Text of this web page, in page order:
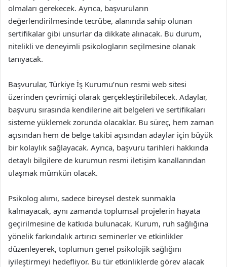
olmaları gerekecek. Ayrıca, başvuruların
değerlendirilmesinde tecrübe, alanında sahip olunan
sertifikalar gibi unsurlar da dikkate alınacak. Bu durum,
nitelikli ve deneyimli psikologların seçilmesine olanak
tanıyacak.
Başvurular, Türkiye İş Kurumu’nun resmi web sitesi
üzerinden çevrimiçi olarak gerçekleştirilebilecek. Adaylar,
başvuru sırasında kendilerine ait belgeleri ve sertifikaları
sisteme yüklemek zorunda olacaklar. Bu süreç, hem zaman
açısından hem de belge takibi açısından adaylar için büyük
bir kolaylık sağlayacak. Ayrıca, başvuru tarihleri hakkında
detaylı bilgilere de kurumun resmi iletişim kanallarından
ulaşmak mümkün olacak.
Psikolog alımı, sadece bireysel destek sunmakla
kalmayacak, aynı zamanda toplumsal projelerin hayata
geçirilmesine de katkıda bulunacak. Kurum, ruh sağlığına
yönelik farkındalık artırıcı seminerler ve etkinlikler
düzenleyerek, toplumun genel psikolojik sağlığını
iyileştirmeyi hedefliyor. Bu tür etkinliklerde görev alacak